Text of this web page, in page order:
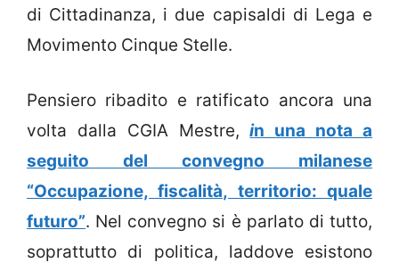
di Cittadinanza, i due capisaldi di Lega e
Movimento Cinque Stelle.
Pensiero ribadito e ratificato ancora una
volta dalla CGIA Mestre,in una nota a
seguito del convegno milanese
“Occupazione, fiscalità, territorio: quale
futuro”. Nel convegno si è parlato di tutto,
soprattutto di politica, laddove esistono